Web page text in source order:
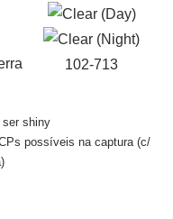
102-713
shiny
possíveis na captura (c/